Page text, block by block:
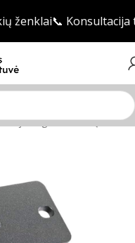
ženklai📞 Konsultacija
garsiakalbių laikikliai